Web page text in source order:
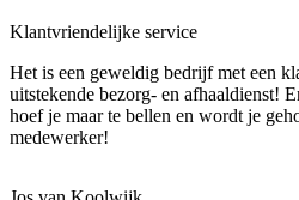
Klantvriendelijke service
Het is een geweldig bedrijf met een
uitstekende bezorg- en afhaaldienst!
hoef je maar te bellen en wordt je
medewerker!